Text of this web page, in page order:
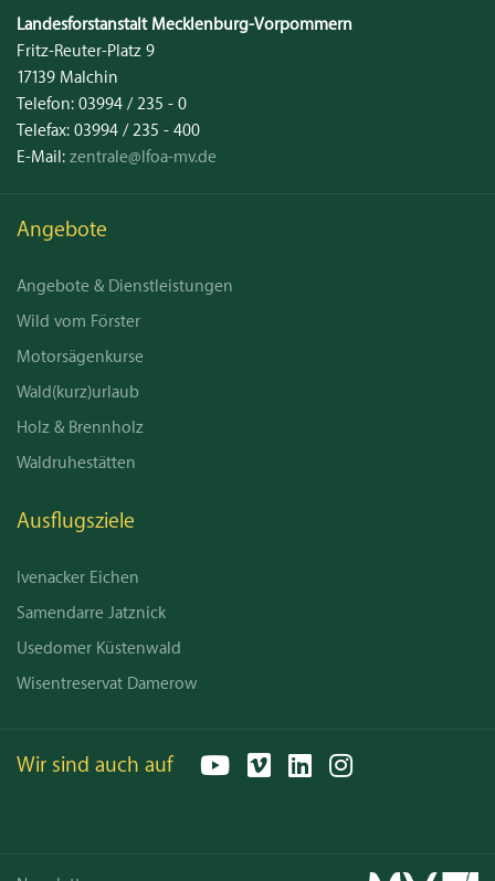
Landesforstanstalt Mecklenburg‑Vorpommern
Fritz-Reuter-Platz 9
17139 Malchin
Telefon: 03994 / 235 - 0
Telefax: 03994 / 235 - 400
E-Mail: zentrale@lfoa-mv.de
Angebote
Angebote & Dienstleistungen
Wild vom Förster
Motorsägenkurse
Wald(kurz)urlaub
Holz & Brennholz
Waldruhestätten
Ausflugsziele
Ivenacker Eichen
Samendarre Jatznick
Usedomer Küstenwald
Wisentreservat Damerow
Wir sind auch auf YouTubeVimeoLinkedInInstagram